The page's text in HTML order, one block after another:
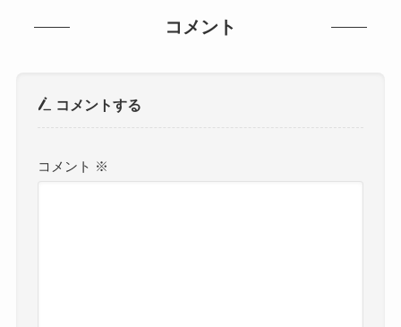
コメント
コメントする
コメント ※